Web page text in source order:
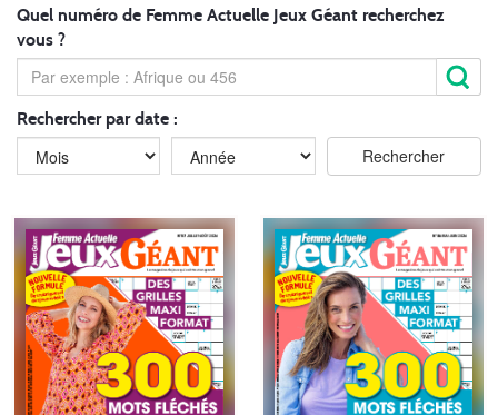
Quel numéro de Femme Actuelle Jeux Géant recherchez
vous ?
Rechercher par date :